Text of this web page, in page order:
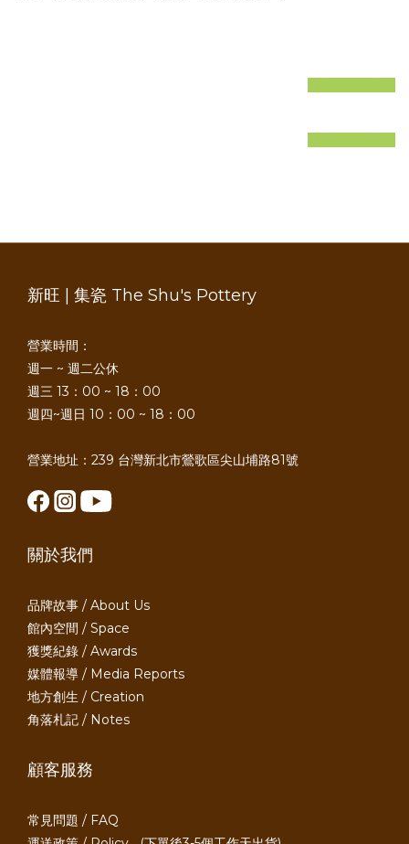
prev
next
prev
next
新旺 | 集瓷 The Shu's Pottery
營業時間：
週一 ~ 週二公休
週三 13：00 ~ 18：00
週四~週日 10：00 ~ 18：00
營業地址：239 台灣新北市鶯歌區尖山埔路81號
關於我們
品牌故事 / About Us
館內空間 / Space
獲獎紀錄 / Awards
媒體報導 / Media Reports
地方創生 / Creation
角落札記 / Notes
顧客服務
常見問題 / FAQ